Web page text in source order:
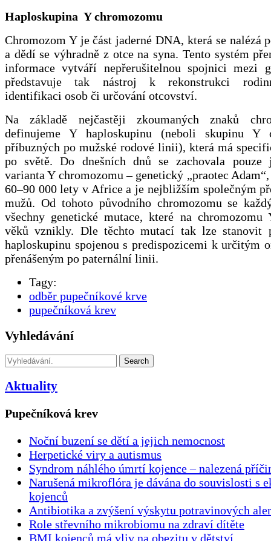
Haploskupina Y chromozomu
Chromozom Y je část jaderné DNA, která se nalézá
a dědí se výhradně z otce na syna. Tento systém
informace vytváří nepřerušitelnou spojnici mezi
představuje tak nástroj k rekonstrukci
identifikaci osob či určování otcovství.
Na základě nejčastěji zkoumaných znaků
definujeme Y haploskupinu (neboli skupinu Y
příbuzných po mužské rodové linii), která má
po světě. Do dnešních dnů se zachovala pouze
varianta Y chromozomu – genetický „praotec
60–90 000 lety v Africe a je nejbližším společným
mužů. Od tohoto původního chromozomu se
všechny genetické mutace, které na chromozomu
věků vznikly. Dle těchto mutací tak lze stanovit
haploskupinu spojenou s predispozicemi k určitým
přenášeným po paternální linii.
Tagy:
odběr pupečníkové krve
pupečníková krev
Vyhledávání
Search
Aktuality
Pupečníková krev
Noční buzení se dětí a jejich nemocnost
Herpetické viry a autismus
Syndrom náhlého úmrtí kojence ‒ nalezená
Narušená mikroflóra je dávána do souvislosti s
kojenců
Antibiotika a zvýšení výskytu potravinových
Role střevního mikrobiomu na zdraví dítěte
BMI kojenců má vliv na obezitu v dětství